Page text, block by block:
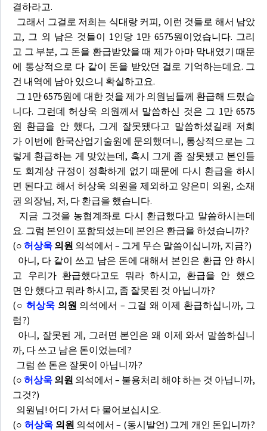
결하라고.
그래서 그걸로 저희는 식대랑 커피, 이런 것들로 해서 남았
고, 그 외 남은 것들이 1인당 1만 6575원이었습니다. 그리
고 그 부분, 그 돈을 환급받았을 때 제가 아마 막내였기 때문
에 통상적으로 다 같이 돈을 받았던 걸로 기억하는데요. 그
건 내역에 남아 있으니 확실하고요.
그 1만 6575원에 대한 것을 제가 의원님들께 환급해 드렸습
니다. 그런데 허상욱 의원께서 말씀하신 것은 그 1만 6575
원 환급을 안 했다, 그게 잘못됐다고 말씀하셨길래 저희
가 이번에 한국산업기술원에 문의했더니, 통상적으로는 그
렇게 환급하는 게 맞았는데, 혹시 그게 좀 잘못됐고 본인들
도 회계상 규정이 정확하게 없기 때문에 다시 환급을 하시
면 된다고 해서 허상욱 의원을 제외하고 양은미 의원, 소재
권 의장님, 저, 다 환급을 했습니다.
지금 그것을 농협계좌로 다시 환급했다고 말씀하시는데
요. 그럼 본인이 포함되셨는데 본인은 환급을 하셨습니까?
(○ 허상욱 의원 의석에서 – 그게 무슨 말씀이십니까, 지금?)
아니, 다 같이 쓰고 남은 돈에 대해서 본인은 환급 안 하시
고 우리가 환급했다고도 뭐라 하시고, 환급을 안 했으
면 안 했다고 뭐라 하시고, 좀 잘못된 것 아닙니까?
(○허상욱 의원 의석에서 – 그걸 왜 이제 환급하십니까, 그
럼?)
아니, 잘못된 게, 그러면 본인은 왜 이제 와서 말씀하십니
까, 다 쓰고 남은 돈이었는데?
그럼 쓴 돈은 잘못이 아닙니까?
(○ 허상욱 의원 의석에서 – 불용처리 해야 하는 것 아닙니까,
그것?)
의원님! 어디 가서 다 물어보십시오.
(○허상욱 의원 의석에서 – (동시발언) 그게 개인 돈입니까?